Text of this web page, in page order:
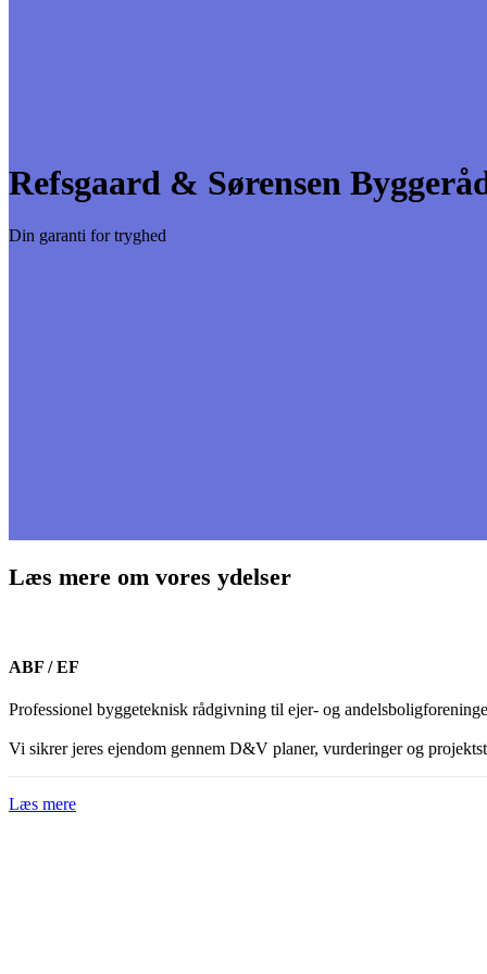
Refsgaard & Sørensen
Din garanti for tryghed
Læs mere om vores ydelser
ABF / EF
Professionel byggeteknisk rådgivning til ejer- og
Vi sikrer jeres ejendom gennem D&V planer, vurderinger og
Læs mere